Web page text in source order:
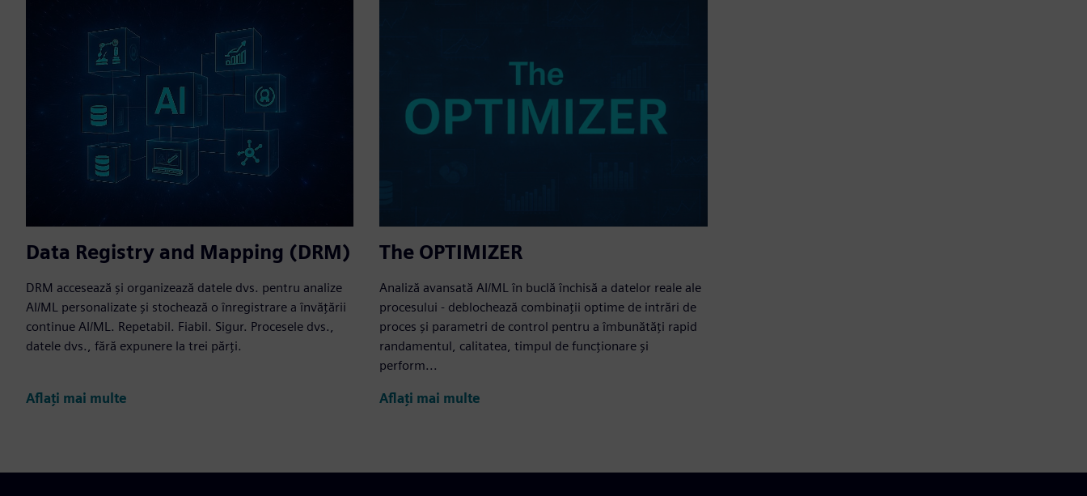
Data Registry and Mapping (DRM)
DRM accesează și organizează datele dvs. pentru analize
AI/ML personalizate și stochează o înregistrare a învățării
continue AI/ML. Repetabil. Fiabil. Sigur. Procesele dvs.,
datele dvs., fără expunere la trei părți.
Aflați mai multe
The OPTIMIZER
Analiză avansată AI/ML în buclă închisă a datelor reale ale
procesului - deblochează combinații optime de intrări de
proces și parametri de control pentru a îmbunătăți rapid
randamentul, calitatea, timpul de funcționare și
perform...
Aflați mai multe